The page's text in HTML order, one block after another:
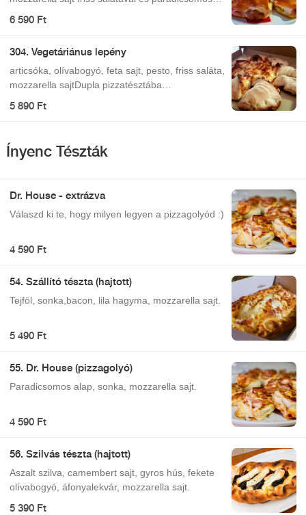
öntettel. csülök, ecetes torma, friss saláta,
6 590 Ft
304. Vegetáriánus lepény
articsóka, olívabogyó, feta sajt, pesto, friss saláta,
mozzarella sajtDupla pizzatésztába
töltött articsóka, olívabogyó, feta sajt, pesto,,
5 890 Ft
Ínyenc Tészták
Dr. House - extrázva
Válaszd ki te, hogy milyen legyen a pizzagolyód :)
4 590 Ft
54. Szállító tészta (hajtott)
Tejföl, sonka,bacon, lila hagyma, mozzarella sajt.
5 490 Ft
55. Dr. House (pizzagolyó)
Paradicsomos alap, sonka, mozzarella sajt.
4 590 Ft
56. Szilvás tészta (hajtott)
Aszalt szilva, camembert sajt, gyros hús, fekete
olívabogyó, áfonyalekvár, mozzarella sajt.
5 390 Ft